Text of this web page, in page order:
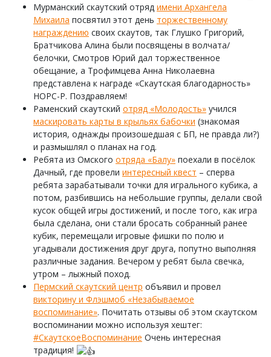
Мурманский скаутский отряд имени Архангела
Михаила посвятил этот день торжественному
награждению своих скаутов, так Глушко Григорий,
Братчикова Алина были посвящены в волчата/
белочки, Смотров Юрий дал торжественное
обещание, а Трофимцева Анна Николаевна
представлена к награде «Скаутская благодарность»
НОРС-Р. Поздравляем!
Раменский скаутский отряд «Молодость» учился
маскировать карты в крыльях бабочки (знакомая
история, однажды произошедшая с БП, не правда ли?)
и размышлял о планах на год.
Ребята из Омского отряда «Балу» поехали в посёлок
Дачный, где провели интересный квест – сперва
ребята зарабатывали точки для игрального кубика, а
потом, разбившись на небольшие группы, делали свой
кусок общей игры достижений, и после того, как игра
была сделана, они стали бросать собранный ранее
кубик, перемещали игровые фишки по полю и
угадывали достижения друг друга, попутно выполняя
различные задания. Вечером у ребят была свечка,
утром – лыжный поход.
Пермский скаутский центр объявил и провел
викторину и Флэшмоб «Незабываемое
воспоминание». Почитать отзывы об этом скаутском
воспоминании можно используя хештег:
#СкаутскоеВоспоминание Очень интересная
традиция!